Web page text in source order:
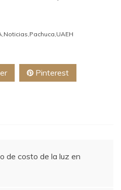
Noticias Pachuca UAEH
Pinterest
de costo de la luz en